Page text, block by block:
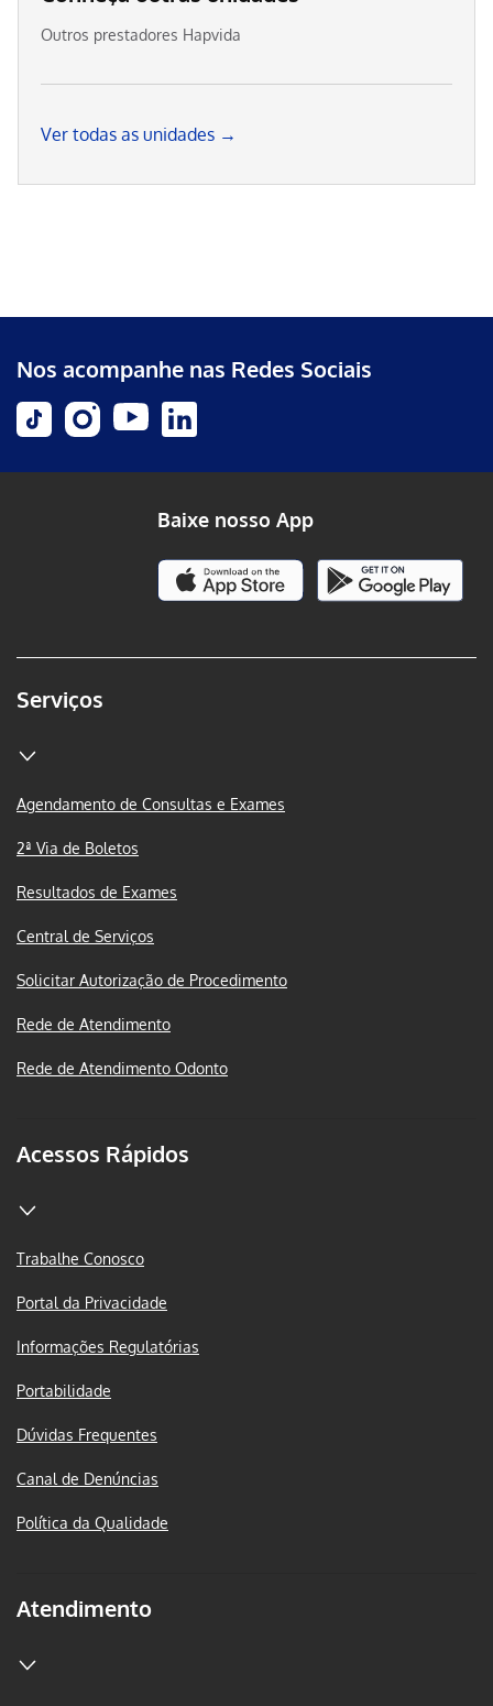
Outros prestadores Hapvida
Ver todas as unidades →
Nos acompanhe nas Redes Sociais
Serviços
Agendamento de Consultas e Exames
2ª Via de Boletos
Resultados de Exames
Central de Serviços
Solicitar Autorização de Procedimento
Rede de Atendimento
Rede de Atendimento Odonto
Acessos Rápidos
Trabalhe Conosco
Portal da Privacidade
Informações Regulatórias
Portabilidade
Dúvidas Frequentes
Canal de Denúncias
Política da Qualidade
Atendimento
Baixe nosso App